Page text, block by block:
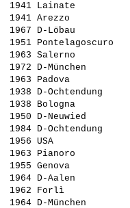
1941 Lainate
1941 Arezzo
1967 D-Löbau
1951
1963 Salerno
1972 D-München
1963 Padova
1938 D-Ochtendung
1938 Bologna
1950 D-Neuwied
1984 D-Ochtendung
1956 USA
1963 Pianoro
1955 Genova
1964 D-Aalen
1962 Forlì
1964 D-München